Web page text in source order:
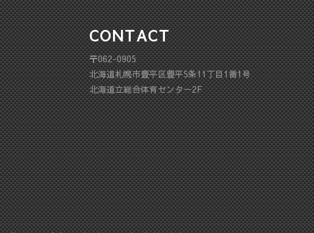
CONTACT
〒062-0905
北海道札幌市豊平区豊平5条11丁目1番1号
北海道立総合体育センター2F